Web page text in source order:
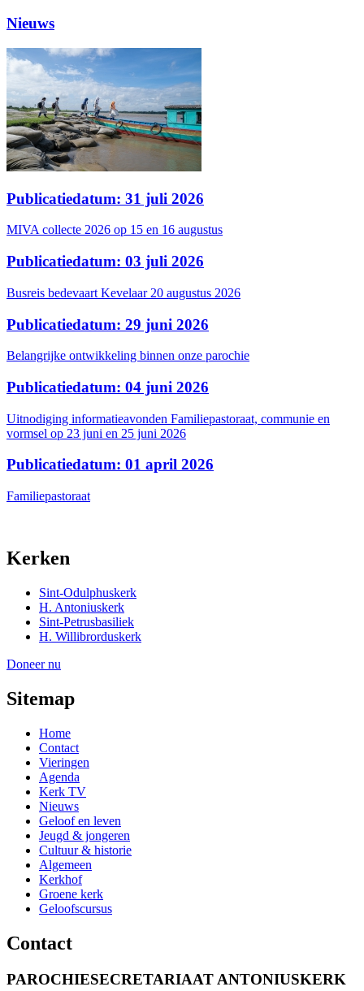
Nieuws
Publicatiedatum: 31 juli 2026
MIVA collecte 2026 op 15 en 16 augustus
Publicatiedatum: 03 juli 2026
Busreis bedevaart Kevelaar 20 augustus 2026
Publicatiedatum: 29 juni 2026
Belangrijke ontwikkeling binnen onze parochie
Publicatiedatum: 04 juni 2026
Uitnodiging informatieavonden Familiepastoraat, communie en
vormsel op 23 juni en 25 juni 2026
Publicatiedatum: 01 april 2026
Familiepastoraat
Kerken
Sint-Odulphuskerk
H. Antoniuskerk
Sint-Petrusbasiliek
H. Willibrorduskerk
Doneer nu
Sitemap
Home
Contact
Vieringen
Agenda
Kerk TV
Nieuws
Geloof en leven
Jeugd & jongeren
Cultuur & historie
Algemeen
Kerkhof
Groene kerk
Geloofscursus
Contact
PAROCHIESECRETARIAAT ANTONIUSKERK